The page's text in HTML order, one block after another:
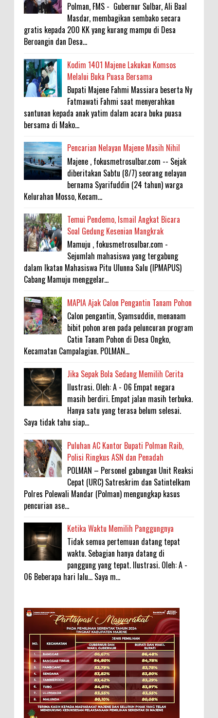
Polman, FMS - Gubernur Sulbar, Ali Baal
Masdar, membagikan sembako secara
gratis kepada 200 KK yang kurang mampu di Desa
Beroangin dan Desa...
Kodim 1401 Majene Lakukan Komsos
Melalui Buka Puasa Bersama
Bupati Majene Fahmi Massiara beserta Ny
Fatmawati Fahmi saat menyerahkan
santunan kepada anak yatim dalam acara buka puasa
bersama di Mako...
Pencarian Nelayan Majene Masih Nihil
Majene , fokusmetrosulbar.com -- Sejak
diberitakan Sabtu (8/7) seorang nelayan
bernama Syarifuddin (24 tahun) warga
Kelurahan Mosso, Kecam...
Temui Pendemo, Ismail Angkat Bicara
Soal Gedung Kesenian Mangkrak
Mamuju , fokusmetrosulbar.com -
Sejumlah mahasiswa yang tergabung
dalam Ikatan Mahasiswa Pitu Ulunna Salu (IPMAPUS)
Cabang Mamuju menggelar...
MAPIA Ajak Calon Pengantin Tanam Pohon
Calon pengantin, Syamsuddin, menanam
bibit pohon aren pada peluncuran program
Catin Tanam Pohon di Desa Ongko,
Kecamatan Campalagian. POLMAN...
Jika Sepak Bola Sedang Memilih Cerita
Ilustrasi. Oleh: A - 06 Empat negara
masih berdiri. Empat jalan masih terbuka.
Hanya satu yang terasa belum selesai.
Saya tidak tahu siap...
Puluhan AC Kantor Bupati Polman Raib,
Polisi Ringkus ASN dan Penadah
POLMAN – Personel gabungan Unit Reaksi
Cepat (URC) Satreskrim dan Satintelkam
Polres Polewali Mandar (Polman) mengungkap kasus
pencurian ase...
Ketika Waktu Memilih Panggungnya
Tidak semua pertemuan datang tepat
waktu. Sebagian hanya datang di
panggung yang tepat. Ilustrasi. Oleh: A -
06 Beberapa hari lalu... Saya m...